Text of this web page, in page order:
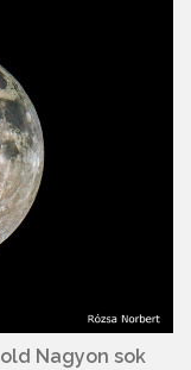
Nagyon sok